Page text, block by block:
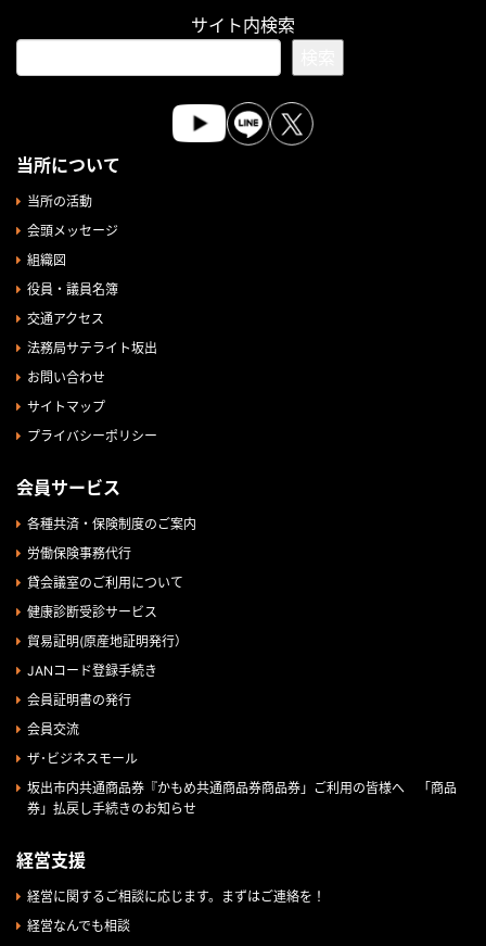
サイト内検索
当所について
当所の活動
会頭メッセージ
組織図
役員・議員名簿
交通アクセス
法務局サテライト坂出
お問い合わせ
サイトマップ
プライバシーポリシー
会員サービス
各種共済・保険制度のご案内
労働保険事務代行
貸会議室のご利用について
健康診断受診サービス
貿易証明(原産地証明発行）
JANコード登録手続き
会員証明書の発行
会員交流
ザ･ビジネスモール
坂出市内共通商品券『かもめ共通商品券商品券」ご利用の皆様へ 「商品
券」払戻し手続きのお知らせ
経営支援
経営に関するご相談に応じます。まずはご連絡を！
経営なんでも相談